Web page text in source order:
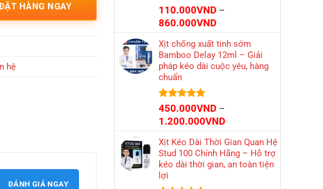
Được xếp
hạng4.73
5 sao
110.000VND –
860.000VNDKhoảng
từ
110.000VND
đến
Xịt chống xuất tinh sớm
Bamboo Delay 12ml – Giải
pháp kéo dài cuộc yêu, hàng
chuẩn
Được xếp
hạng4.86
5 sao
450.000VND –
1.200.000VNDKhoảng
từ
450.000VND
đến
Xịt Kéo Dài Thời Gian Quan Hệ
Stud 100 Chính Hãng – Hỗ trợ
kéo dài thời gian, an toàn tiện
lợi
HÀNG NGAY
hệ
ĐÁNH GIÁ NGAY